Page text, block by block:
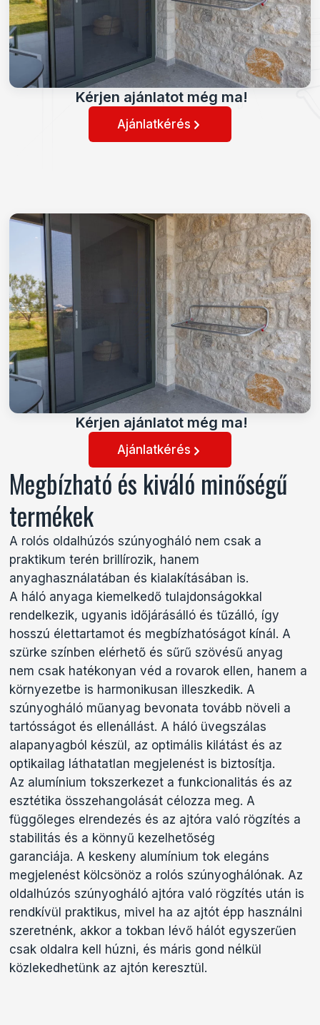
Kérjen ajánlatot még ma!
Ajánlatkérés
Megbízható és kiváló minőségű
termékek
A rolós oldalhúzós szúnyogháló nem csak a
praktikum terén brillírozik, hanem
anyaghasználatában és kialakításában is.
A háló anyaga kiemelkedő tulajdonságokkal
rendelkezik, ugyanis időjárásálló és tűzálló, így
hosszú élettartamot és megbízhatóságot kínál. A
szürke színben elérhető és sűrű szövésű anyag
nem csak hatékonyan véd a rovarok ellen, hanem a
környezetbe is harmonikusan illeszkedik. A
szúnyogháló műanyag bevonata tovább növeli a
tartósságot és ellenállást. A háló üvegszálas
alapanyagból készül, az optimális kilátást és az
optikailag láthatatlan megjelenést is biztosítja.
Az alumínium tokszerkezet a funkcionalitás és az
esztétika összehangolását célozza meg. A
függőleges elrendezés és az ajtóra való rögzítés a
stabilitás és a könnyű kezelhetőség
garanciája. A keskeny alumínium tok elegáns
megjelenést kölcsönöz a rolós szúnyoghálónak. Az
oldalhúzós szúnyogháló ajtóra való rögzítés után is
rendkívül praktikus, mivel ha az ajtót épp használni
szeretnénk, akkor a tokban lévő hálót egyszerűen
csak oldalra kell húzni, és máris gond nélkül
közlekedhetünk az ajtón keresztül.
Kérjen ajánlatot még ma!
Ajánlatkérés